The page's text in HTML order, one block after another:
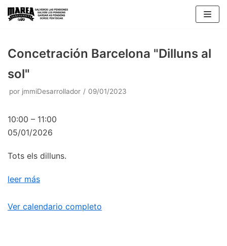
Saltar
Concetración Barcelona "Dilluns al
sol"
por jmmiDesarrollador 09/01/2023
10:00 – 11:00
05/01/2026
Tots els dilluns.
leer más
Ver calendario completo